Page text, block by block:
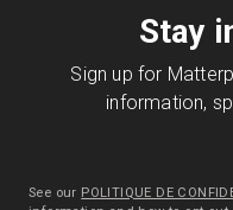
Stay
Sign up for
information,
See our POLITIQUE DE